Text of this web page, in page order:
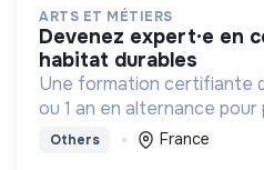
ARTS ET MÉTIERS
devenez expert·e en construction et
habitat durables
Une formation certifiante
ou 1 an en alternance pour
conception et à la
économes en énergie et
Others France